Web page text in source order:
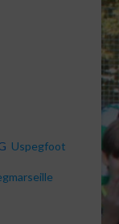
Uspegfoot